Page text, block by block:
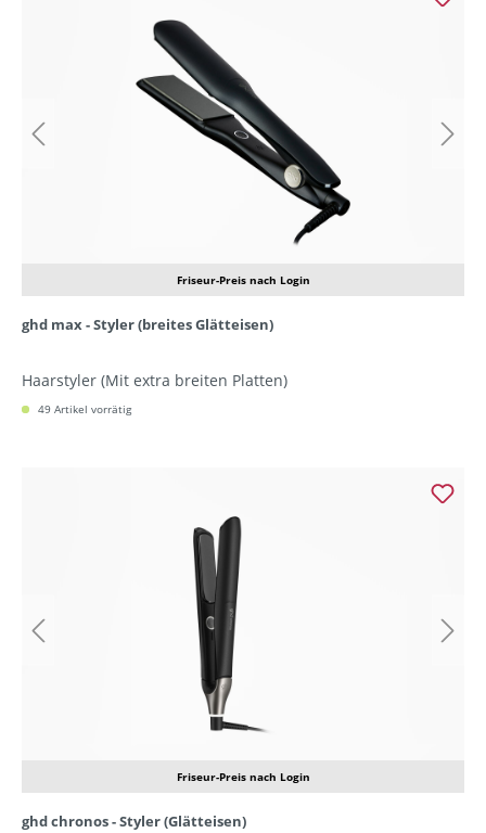
Friseur-Preis nach Login
ghd max - Styler (breites Glätteisen)
Haarstyler (Mit extra breiten Platten)
49 Artikel vorrätig
Friseur-Preis nach Login
ghd chronos - Styler (Glätteisen)